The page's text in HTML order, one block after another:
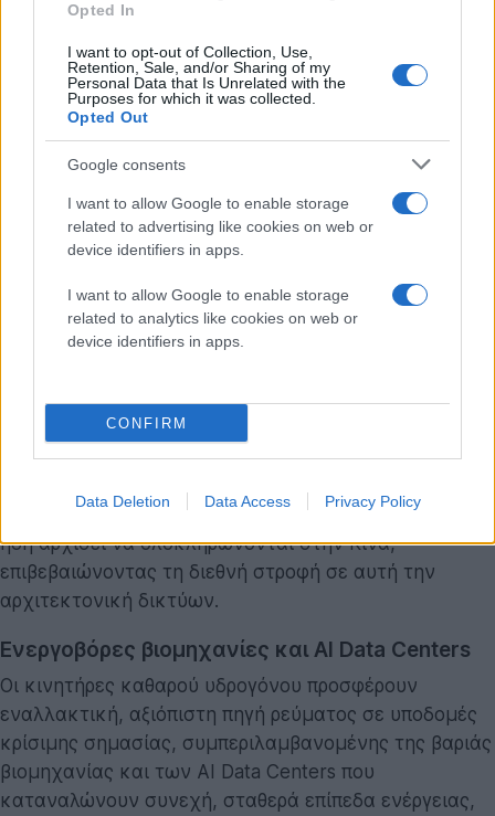
Opted In
I want to opt-out of Collection, Use,
Retention, Sale, and/or Sharing of my
Personal Data that Is Unrelated with the
Purposes for which it was collected.
Opted Out
Google consents
I want to allow Google to enable storage
related to advertising like cookies on web or
device identifiers in apps.
I want to allow Google to enable storage
related to analytics like cookies on web or
device identifiers in apps.
CONFIRM
Data Deletion Data Access Privacy Policy
Η αχίλλειος πτέρνα των ΑΠΕ παραμένει η
διαλείπουσα παραγωγή τους. Όταν επικρατεί άπνοια ή
απουσία ηλιοφάνειας, οι διαχειριστές των δικτύων
χρειάζονται άμεση παροχή ισχύος βάσης. Οι
τεράστιες συστοιχίες μπαταριών υπερτερούν στην
κάλυψη βραχυπρόθεσμων διακυμάνσεων στο δίκτυο,
αλλά αδυνατούν πρακτικά και οικονομικά να
υποστηρίξουν ολόκληρα εθνικά δίκτυα για
εκτεταμένες χρονικές περιόδους χαμηλής
παραγωγής. Σε αυτό το ακριβές κενό παρεμβαίνουν οι
κινητήρες της Wärtsilä, καθώς διαθέτουν τη
δυνατότητα ταχείας εκκίνησης, μετατρέπουν το
μεγάλης κλίμακας και δημιουργούν έναν απόλυτα
κυκλικό, κλιματικά ουδέτερο μηχανισμό λειτουργίας.
Αντίστοιχα, μεγάλες εγκαταστάσεις offshore που
αποθήκευσης και μονάδες πράσινου υδρογόνου έχουν
ήδη αρχίσει να ολοκληρώνονται στην Κίνα,
επιβεβαιώνοντας τη διεθνή στροφή σε αυτή την
αρχιτεκτονική δικτύων.
Ενεργοβόρες βιομηχανίες και AI Data Centers
Οι κινητήρες καθαρού υδρογόνου προσφέρουν
εναλλακτική, αξιόπιστη πηγή ρεύματος σε υποδομές
κρίσιμης σημασίας, συμπεριλαμβανομένης της βαριάς
βιομηχανίας και των AI Data Centers που
καταναλώνουν συνεχή, σταθερά επίπεδα ενέργειας,